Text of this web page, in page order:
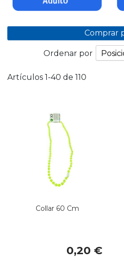
Artículos 1-40 de 110
Ordenar por
Collar 60 Cm
0,20 €
Comprar